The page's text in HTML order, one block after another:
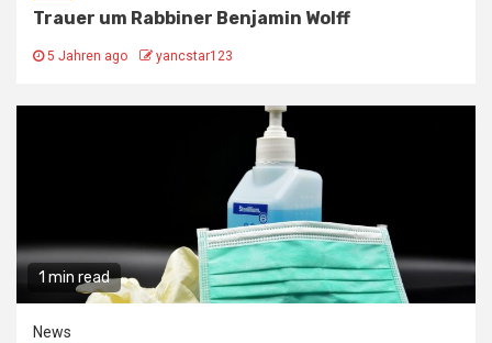
Trauer um Rabbiner Benjamin Wolff
5 Jahren ago yancstar123
1 min read
News